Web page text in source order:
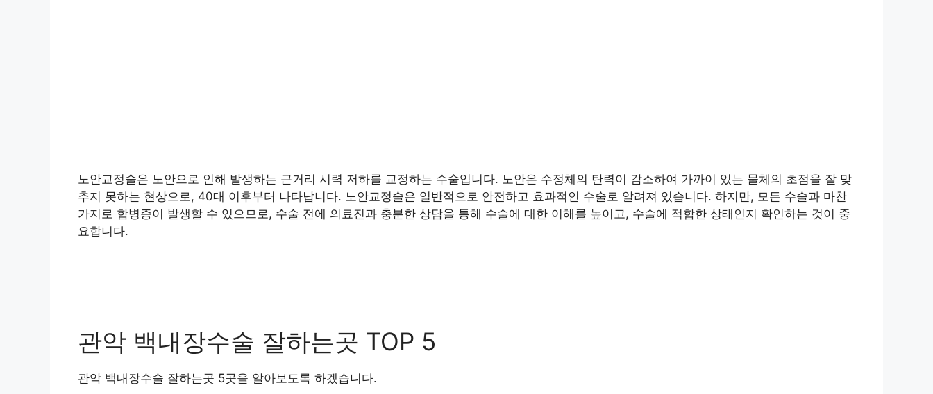
노안교정술은 노안으로 인해 발생하는 근거리 시력 저하를 교정하는 수술입니다. 노안은 수정체의 탄력이 감소하여 가까이 있는 물체의 초점을 잘 맞
추지 못하는 현상으로, 40대 이후부터 나타납니다. 노안교정술은 일반적으로 안전하고 효과적인 수술로 알려져 있습니다. 하지만, 모든 수술과 마찬
가지로 합병증이 발생할 수 있으므로, 수술 전에 의료진과 충분한 상담을 통해 수술에 대한 이해를 높이고, 수술에 적합한 상태인지 확인하는 것이 중
요합니다.
관악 백내장수술 잘하는곳 TOP 5
관악 백내장수술 잘하는곳 5곳을 알아보도록 하겠습니다.